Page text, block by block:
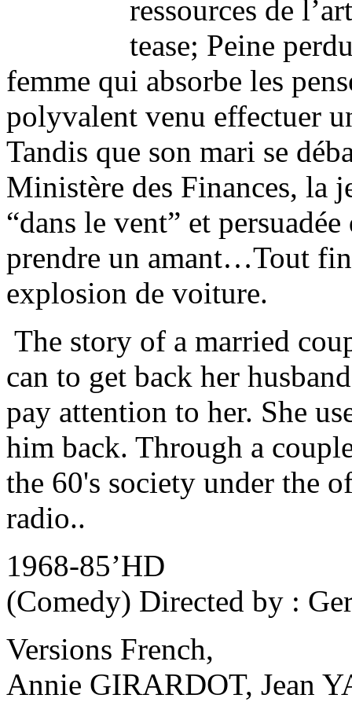
ressources de
tease; Peine
femme qui absorbe les
polyvalent venu effectuer
Tandis que son mari se
Ministère des Finances, la
“dans le vent” et
prendre un amant…Tout
explosion de voiture.
The story of a married
can to get back her
pay attention to her. She
him back. Through a
the 60's society under the
radio..
1968-85’HD
(Comedy) Directed by :
Versions French,
Annie GIRARDOT, Jean